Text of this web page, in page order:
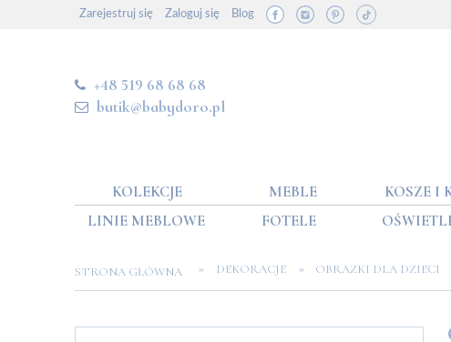
Zarejestruj się Zaloguj się Blog
+48 519 68 68 68
butik@babydoro.pl
KOLEKCJE MEBLE KOSZE I
LINIE MEBLOWE
FOTELE
STRONA GŁÓWNA » DEKORACJE » OBRAZKI DLA DZIECI